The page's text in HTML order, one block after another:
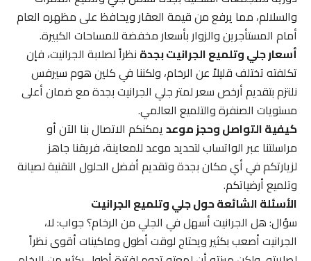
والسلالم، مما يرفع من قيمة العقار ويحافظ على مظهره العام
أمام المستأجرين والزوار بأسعار مخفضة للمساحات الكبيرة.
أسعار جلي وتلميع الجرانيت بجدةنظراً لصلابة الجرانيت، فإن
تكلفته تختلف قليلاً عن الرخام، ولكننا في كلين هوم سيرفس
نلتزم بتقديم أرخص سعر لمتر جلي الجرانيت بجدة مع ضمان أعلى
مستويات الصنفرة والتلميع العالمي.
كيفية التواصل وحجز موعديمكنكم الاتصال بنا الآن أو
مراسلتنا عبر الواتساب لتحديد موعد للمعاينة، فريقنا جاهز
لزيارتكم في أي مكان بجدة وتقديم أفضل الحلول التقنية لصيانة
وتلميع أرضياتكم.
الأسئلة الشائعة حول جلي وتلميع الجرانيت
سؤال: هل الجرانيت أسهل في الجلي من الرخام؟ جواب: لا،
الجرانيت أصعب بكثير ويحتاج لوقت أطول وماكينات أقوى نظراً